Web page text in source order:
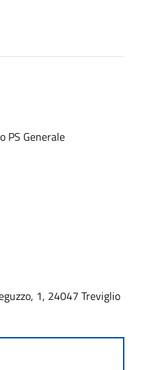
PS Generale
1, 24047 Treviglio